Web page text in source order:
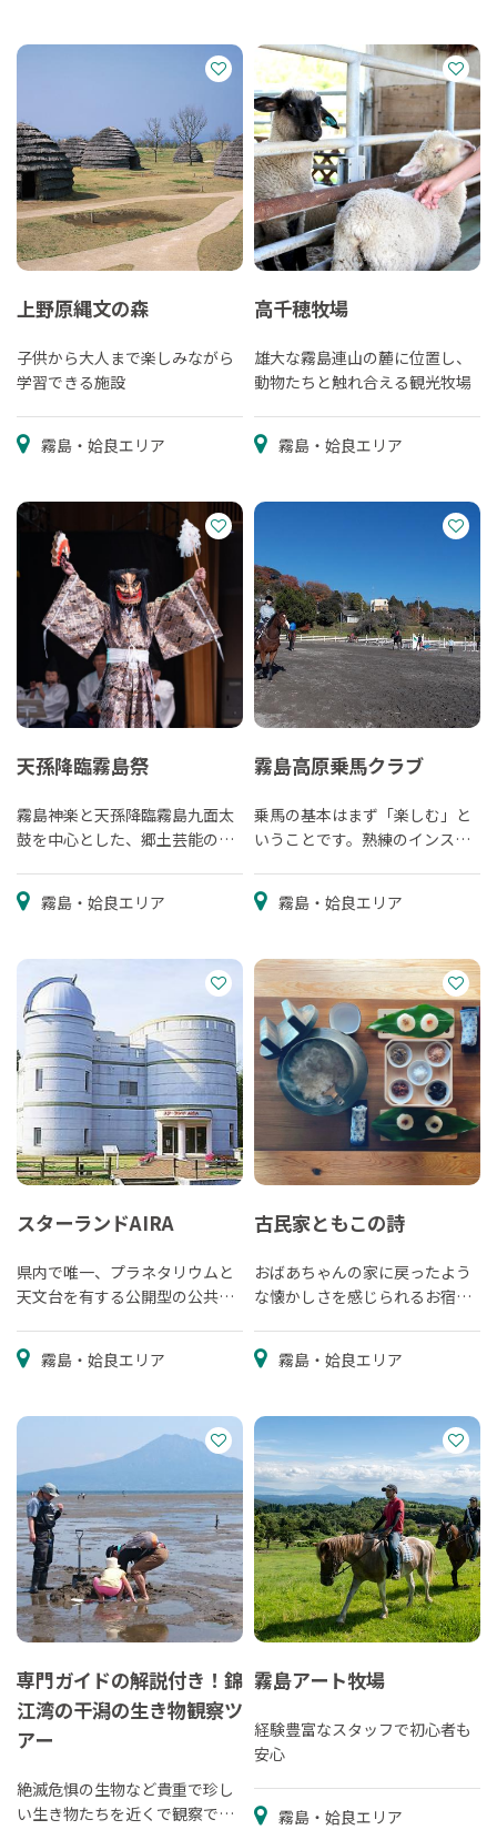
上野原縄文の森
子供から大人まで楽しみながら
学習できる施設
霧島・姶良エリア
高千穂牧場
雄大な霧島連山の麓に位置し、
動物たちと触れ合える観光牧場
霧島・姶良エリア
天孫降臨霧島祭
霧島神楽と天孫降臨霧島九面太
鼓を中心とした、郷土芸能のイ
霧島・姶良エリア
霧島高原乗馬クラブ
乗馬の基本はまず「楽しむ」と
いうことです。熟練のインスト
くれるので、初めての人でも気
軽に楽しめます。
霧島・姶良エリア
スターランドAIRA
県内で唯一、プラネタリウムと
天文台を有する公開型の公共施
霧島・姶良エリア
古民家ともこの詩
おばあちゃんの家に戻ったよう
な懐かしさを感じられるお宿と
霧島・姶良エリア
専門ガイドの解説付き！錦
江湾の干潟の生き物観察ツ
アー
絶滅危惧の生物など貴重で珍し
い生き物たちを近くで観察でき
霧島アート牧場
経験豊富なスタッフで初心者も
安心
霧島・姶良エリア